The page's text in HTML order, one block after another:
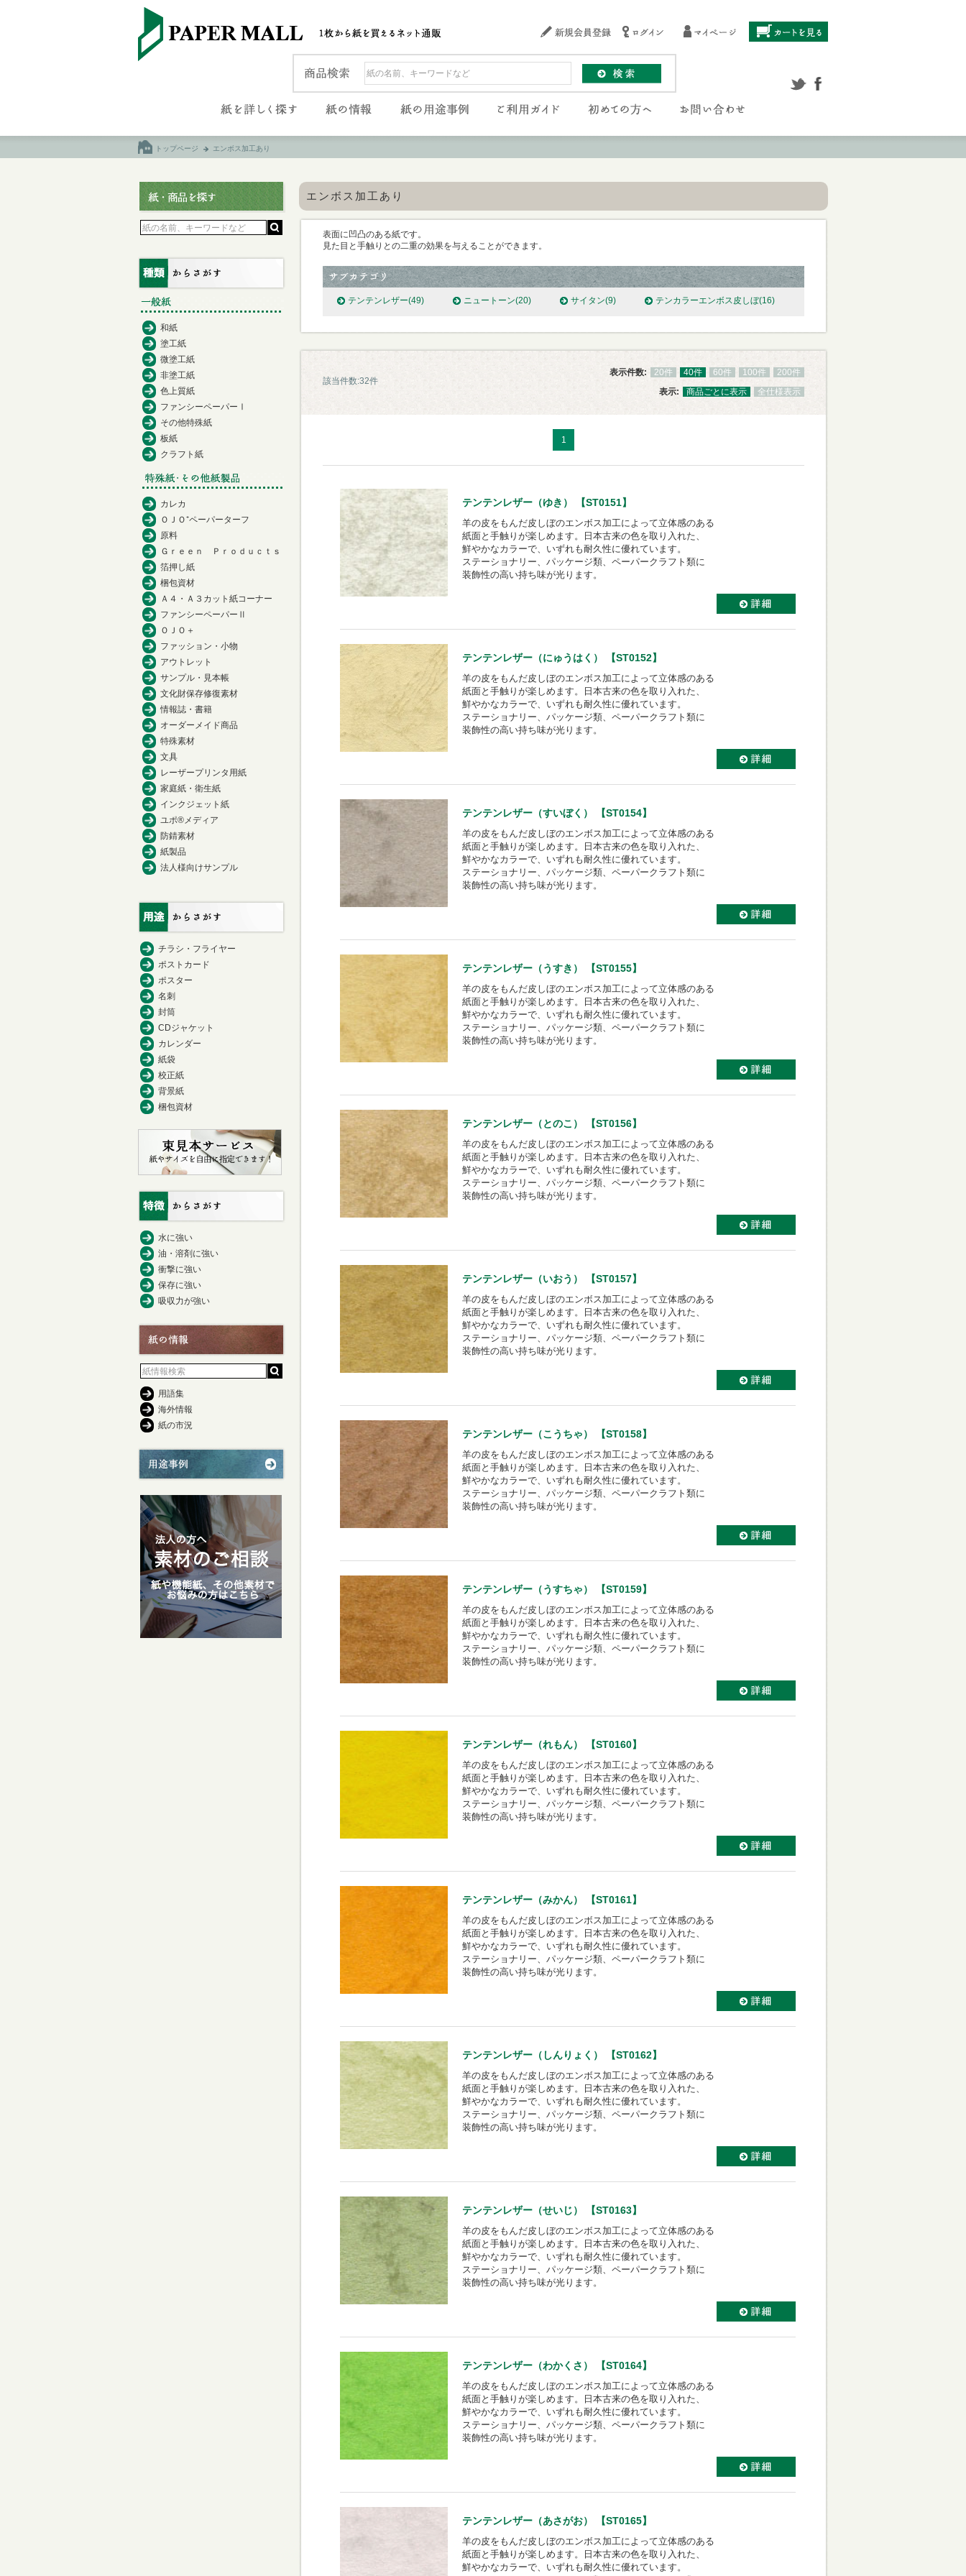
トップページ エンボス加工あり
エンボス加工あり
表面に凹凸のある紙です。
見た目と手触りとの二重の効果を与えることができます。
テンテンレザー(49) ニュートーン(20) サイタン(9) テンカラーエンボス皮しぼ(16)
該当件数:32件
表示件数: 20件 40件 60件 100件
200件
表示:
商品ごとに表示 全仕様表示
1
テンテンレザー（ゆき） 【ST0151】
羊の皮をもんだ皮しぼのエンボス加工によって立体感のある
紙面と手触りが楽しめます。日本古来の色を取り入れた、
鮮やかなカラーで、いずれも耐久性に優れています。
ステーショナリー、パッケージ類、ペーパークラフト類に
装飾性の高い持ち味が光ります。
テンテンレザー（にゅうはく） 【ST0152】
羊の皮をもんだ皮しぼのエンボス加工によって立体感のある
紙面と手触りが楽しめます。日本古来の色を取り入れた、
鮮やかなカラーで、いずれも耐久性に優れています。
ステーショナリー、パッケージ類、ペーパークラフト類に
装飾性の高い持ち味が光ります。
テンテンレザー（すいぼく） 【ST0154】
羊の皮をもんだ皮しぼのエンボス加工によって立体感のある
紙面と手触りが楽しめます。日本古来の色を取り入れた、
鮮やかなカラーで、いずれも耐久性に優れています。
ステーショナリー、パッケージ類、ペーパークラフト類に
装飾性の高い持ち味が光ります。
テンテンレザー（うすき） 【ST0155】
羊の皮をもんだ皮しぼのエンボス加工によって立体感のある
紙面と手触りが楽しめます。日本古来の色を取り入れた、
鮮やかなカラーで、いずれも耐久性に優れています。
ステーショナリー、パッケージ類、ペーパークラフト類に
装飾性の高い持ち味が光ります。
テンテンレザー（とのこ） 【ST0156】
羊の皮をもんだ皮しぼのエンボス加工によって立体感のある
紙面と手触りが楽しめます。日本古来の色を取り入れた、
鮮やかなカラーで、いずれも耐久性に優れています。
ステーショナリー、パッケージ類、ペーパークラフト類に
装飾性の高い持ち味が光ります。
テンテンレザー（いおう） 【ST0157】
羊の皮をもんだ皮しぼのエンボス加工によって立体感のある
紙面と手触りが楽しめます。日本古来の色を取り入れた、
鮮やかなカラーで、いずれも耐久性に優れています。
ステーショナリー、パッケージ類、ペーパークラフト類に
装飾性の高い持ち味が光ります。
テンテンレザー（こうちゃ） 【ST0158】
羊の皮をもんだ皮しぼのエンボス加工によって立体感のある
紙面と手触りが楽しめます。日本古来の色を取り入れた、
鮮やかなカラーで、いずれも耐久性に優れています。
ステーショナリー、パッケージ類、ペーパークラフト類に
装飾性の高い持ち味が光ります。
テンテンレザー（うすちゃ） 【ST0159】
羊の皮をもんだ皮しぼのエンボス加工によって立体感のある
紙面と手触りが楽しめます。日本古来の色を取り入れた、
鮮やかなカラーで、いずれも耐久性に優れています。
ステーショナリー、パッケージ類、ペーパークラフト類に
装飾性の高い持ち味が光ります。
テンテンレザー（れもん） 【ST0160】
羊の皮をもんだ皮しぼのエンボス加工によって立体感のある
紙面と手触りが楽しめます。日本古来の色を取り入れた、
鮮やかなカラーで、いずれも耐久性に優れています。
ステーショナリー、パッケージ類、ペーパークラフト類に
装飾性の高い持ち味が光ります。
テンテンレザー（みかん） 【ST0161】
羊の皮をもんだ皮しぼのエンボス加工によって立体感のある
紙面と手触りが楽しめます。日本古来の色を取り入れた、
鮮やかなカラーで、いずれも耐久性に優れています。
ステーショナリー、パッケージ類、ペーパークラフト類に
装飾性の高い持ち味が光ります。
テンテンレザー（しんりょく） 【ST0162】
羊の皮をもんだ皮しぼのエンボス加工によって立体感のある
紙面と手触りが楽しめます。日本古来の色を取り入れた、
鮮やかなカラーで、いずれも耐久性に優れています。
ステーショナリー、パッケージ類、ペーパークラフト類に
装飾性の高い持ち味が光ります。
テンテンレザー（せいじ） 【ST0163】
羊の皮をもんだ皮しぼのエンボス加工によって立体感のある
紙面と手触りが楽しめます。日本古来の色を取り入れた、
鮮やかなカラーで、いずれも耐久性に優れています。
ステーショナリー、パッケージ類、ペーパークラフト類に
装飾性の高い持ち味が光ります。
テンテンレザー（わかくさ） 【ST0164】
羊の皮をもんだ皮しぼのエンボス加工によって立体感のある
紙面と手触りが楽しめます。日本古来の色を取り入れた、
鮮やかなカラーで、いずれも耐久性に優れています。
ステーショナリー、パッケージ類、ペーパークラフト類に
装飾性の高い持ち味が光ります。
テンテンレザー（あさがお） 【ST0165】
羊の皮をもんだ皮しぼのエンボス加工によって立体感のある
紙面と手触りが楽しめます。日本古来の色を取り入れた、
鮮やかなカラーで、いずれも耐久性に優れています。
和紙
塗工紙
微塗工紙
非塗工紙
色上質紙
ファンシーペーパーⅠ
その他特殊紙
板紙
クラフト紙
カレカ
ＯＪＯ⁺ペーパーターフ
原料
Ｇｒｅｅｎ Ｐｒｏｄｕｃｔｓ
箔押し紙
梱包資材
Ａ４・Ａ３カット紙コーナー
ファンシーペーパーⅡ
ＯＪＯ＋
ファッション・小物
アウトレット
サンプル・見本帳
文化財保存修復素材
情報誌・書籍
オーダーメイド商品
特殊素材
文具
レーザープリンタ用紙
家庭紙・衛生紙
インクジェット紙
ユポ®メディア
防錆素材
紙製品
法人様向けサンプル
チラシ・フライヤー
ポストカード
ポスター
名刺
封筒
CDジャケット
カレンダー
紙袋
校正紙
背景紙
梱包資材
水に強い
油・溶剤に強い
衝撃に強い
保存に強い
吸収力が強い
用語集
海外情報
紙の市況